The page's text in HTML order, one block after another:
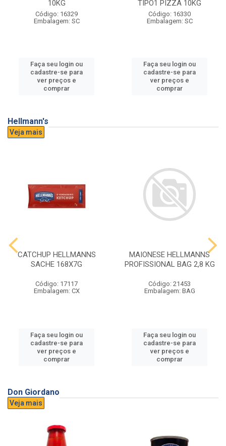
10KG
Código: 16329
Embalagem: SC
Faça seu login ou
cadastre-se para
ver preços e
comprar
TIPO1 PIZZA 10KG
Código: 16330
Embalagem: SC
Faça seu login ou
cadastre-se para
ver preços e
comprar
Hellmann's
Veja mais
CATCHUP HELLMANNS
SACHE 168X7G
Código: 17117
Embalagem: CX
Faça seu login ou
cadastre-se para
ver preços e
comprar
MAIONESE HELLMANNS
PROFISSIONAL BAG 2,8 KG
Código: 21453
Embalagem: BAG
Faça seu login ou
cadastre-se para
ver preços e
comprar
Don Giordano
Veja mais